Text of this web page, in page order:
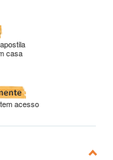
casa
acesso